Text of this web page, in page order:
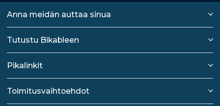
Anna meidän auttaa sinua
Tutustu Bikableen
Pikalinkit
Toimitusvaihtoehdot